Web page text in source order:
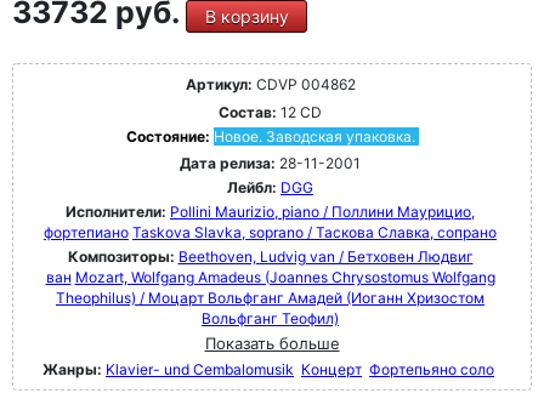
33732 руб. В корзину
Артикул: CDVP 004862
Состав: 12 CD
Состояние: Новое. Заводская упаковка.
Дата релиза: 28-11-2001
Лейбл: DGG
Исполнители: Pollini Maurizio, piano / Поллини Маурицио,
фортепиано Taskova Slavka, soprano / Таскова Славка, сопрано
Композиторы: Beethoven, Ludvig van / Бетховен Людвиг
ван Mozart, Wolfgang Amadeus (Joannes Chrysostomus Wolfgang
Theophilus) / Моцарт Вольфганг Амадей (Иоганн Хризостом
Вольфганг Теофил)
Показать больше
Жанры: Klavier- und Cembalomusik Концерт Фортепьяно соло